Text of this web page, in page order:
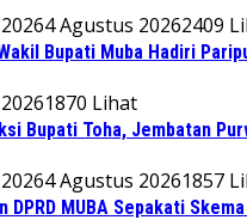
4 Agustus 20262409
Bupati Muba Hadiri
1870 Lihat
Bupati Toha, Jembatan
4 Agustus 20261857
DPRD MUBA Sepakati